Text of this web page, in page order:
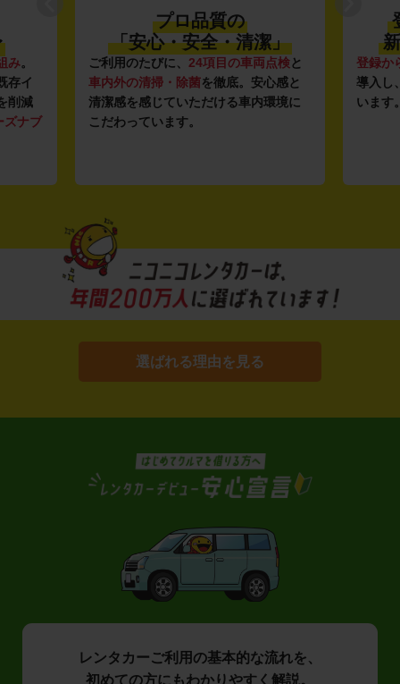
み。
存イ
削減
ズナブ
プロ品質の
「安心・安全・清潔」
ご利用のたびに、 24項目の車両点検と
車内外の清掃・除菌を徹底。安心感と
清潔感を感じていただける車内環境に
こだわっています。
登録か
導入し
います
選ばれる理由を見る
レンタカーご利用の基本的な流れを、
初めての方にもわかりやすく解説。